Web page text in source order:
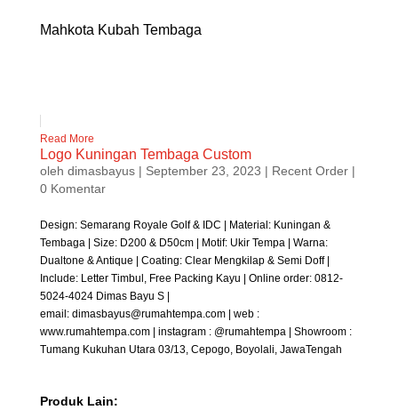
Mahkota Kubah Tembaga
Read More
Logo Kuningan Tembaga Custom
oleh dimasbayus| September 23, 2023 | Recent Order|
0 Komentar
Design: Semarang Royale Golf & IDC | Material: Kuningan &
Tembaga | Size: D200 & D50cm | Motif: Ukir Tempa | Warna:
Dualtone & Antique | Coating: Clear Mengkilap & Semi Doff |
Include: Letter Timbul, Free Packing Kayu | Online order: 0812-
5024-4024 Dimas Bayu S |
email: dimasbayus@rumahtempa.com | web :
www.rumahtempa.com | instagram : @rumahtempa | Showroom :
Tumang Kukuhan Utara 03/13, Cepogo, Boyolali, JawaTengah
Produk Lain: